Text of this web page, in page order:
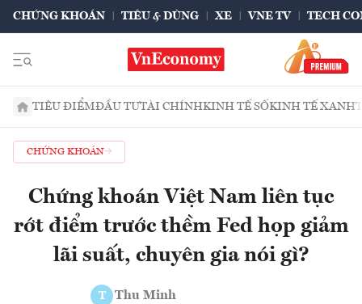
CHỨNG KHOÁN TIÊU & DÙNG XE VNE TV TECH
TIÊU ĐIỂMĐẦU TƯTÀI CHÍNHKINH TẾ SỐKINH TẾ XANH
CHỨNG KHOÁN
Chứng khoán Việt Nam liên tục
rớt điểm trước thềm Fed họp giảm
lãi suất, chuyên gia nói gì?
T Thu Minh